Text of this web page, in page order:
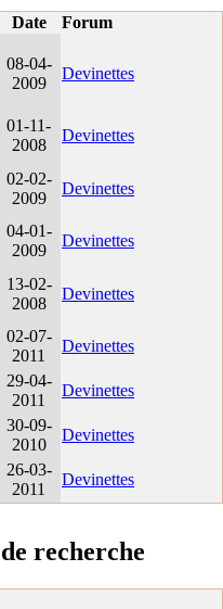
Date
Forum
08-04-
2009
Devinettes
01-11-
2008
Devinettes
02-02-
2009
Devinettes
04-01-
2009
Devinettes
13-02-
2008
Devinettes
02-07-
2011
Devinettes
29-04-
2011
Devinettes
30-09-
2010
Devinettes
26-03-
2011
Devinettes
recherche